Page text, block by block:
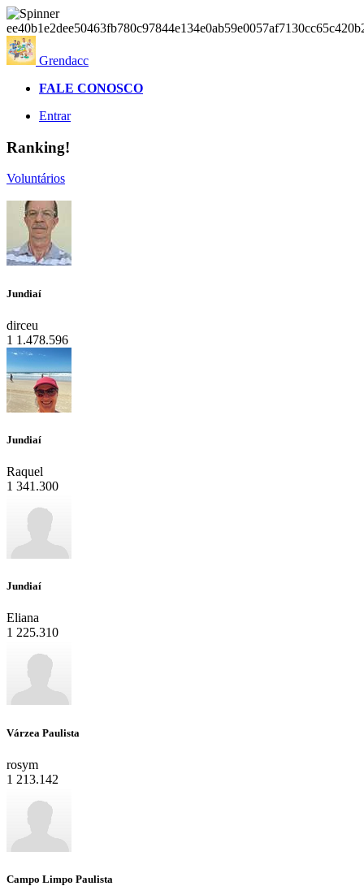
Grendacc
FALE CONOSCO
Entrar
Ranking!
Voluntários
Jundiaí
dirceu
1 1.478.596
Jundiaí
Raquel
1 341.300
Jundiaí
Eliana
1 225.310
Várzea Paulista
rosym
1 213.142
Campo Limpo Paulista